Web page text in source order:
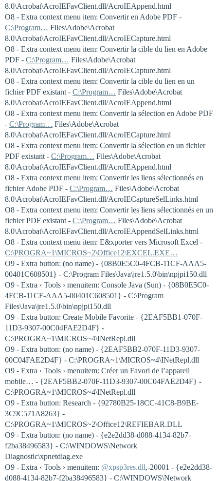
8.0\Acrobat\AcroIEFavClient.dll/AcroIEAppend.html
O8 - Extra context menu item: Convertir en Adobe PDF -
C:\Program… Files\Adobe\Acrobat
8.0\Acrobat\AcroIEFavClient.dll/AcroIECapture.html
O8 - Extra context menu item: Convertir la cible du lien en Adobe
PDF - C:\Program… Files\Adobe\Acrobat
8.0\Acrobat\AcroIEFavClient.dll/AcroIECapture.html
O8 - Extra context menu item: Convertir la cible du lien en un
fichier PDF existant - C:\Program… Files\Adobe\Acrobat
8.0\Acrobat\AcroIEFavClient.dll/AcroIEAppend.html
O8 - Extra context menu item: Convertir la sélection en Adobe PDF
- C:\Program… Files\Adobe\Acrobat
8.0\Acrobat\AcroIEFavClient.dll/AcroIECapture.html
O8 - Extra context menu item: Convertir la sélection en un fichier
PDF existant - C:\Program… Files\Adobe\Acrobat
8.0\Acrobat\AcroIEFavClient.dll/AcroIEAppend.html
O8 - Extra context menu item: Convertir les liens sélectionnés en
fichier Adobe PDF - C:\Program… Files\Adobe\Acrobat
8.0\Acrobat\AcroIEFavClient.dll/AcroIECaptureSelLinks.html
O8 - Extra context menu item: Convertir les liens sélectionnés en un
fichier PDF existant - C:\Program… Files\Adobe\Acrobat
8.0\Acrobat\AcroIEFavClient.dll/AcroIEAppendSelLinks.html
O8 - Extra context menu item: E&xporter vers Microsoft Excel -
C:\PROGRA~1\MICROS~2\Office12\EXCEL.EXE…
O9 - Extra button: (no name) - {08B0E5C0-4FCB-11CF-AAA5-
00401C608501} - C:\Program Files\Java\jre1.5.0\bin\npjpi150.dll
O9 - Extra ‹ Tools › menuitem: Console Java (Sun) - {08B0E5C0-
4FCB-11CF-AAA5-00401C608501} - C:\Program
Files\Java\jre1.5.0\bin\npjpi150.dll
O9 - Extra button: Create Mobile Favorite - {2EAF5BB1-070F-
11D3-9307-00C04FAE2D4F} -
C:\PROGRA~1\MICROS~4\INetRepl.dll
O9 - Extra button: (no name) - {2EAF5BB2-070F-11D3-9307-
00C04FAE2D4F} - C:\PROGRA~1\MICROS~4\INetRepl.dll
O9 - Extra ‹ Tools › menuitem: Créer un Favori de l’appareil
mobile… - {2EAF5BB2-070F-11D3-9307-00C04FAE2D4F} -
C:\PROGRA~1\MICROS~4\INetRepl.dll
O9 - Extra button: Research - {92780B25-18CC-41C8-B9BE-
3C9C571A8263} -
C:\PROGRA~1\MICROS~2\Office12\REFIEBAR.DLL
O9 - Extra button: (no name) - {e2e2dd38-d088-4134-82b7-
f2ba38496583} - C:\WINDOWS\Network
Diagnostic\xpnetdiag.exe
O9 - Extra ‹ Tools › menuitem: @xpsp3res.dll,-20001 - {e2e2dd38-
d088-4134-82b7-f2ba38496583} - C:\WINDOWS\Network